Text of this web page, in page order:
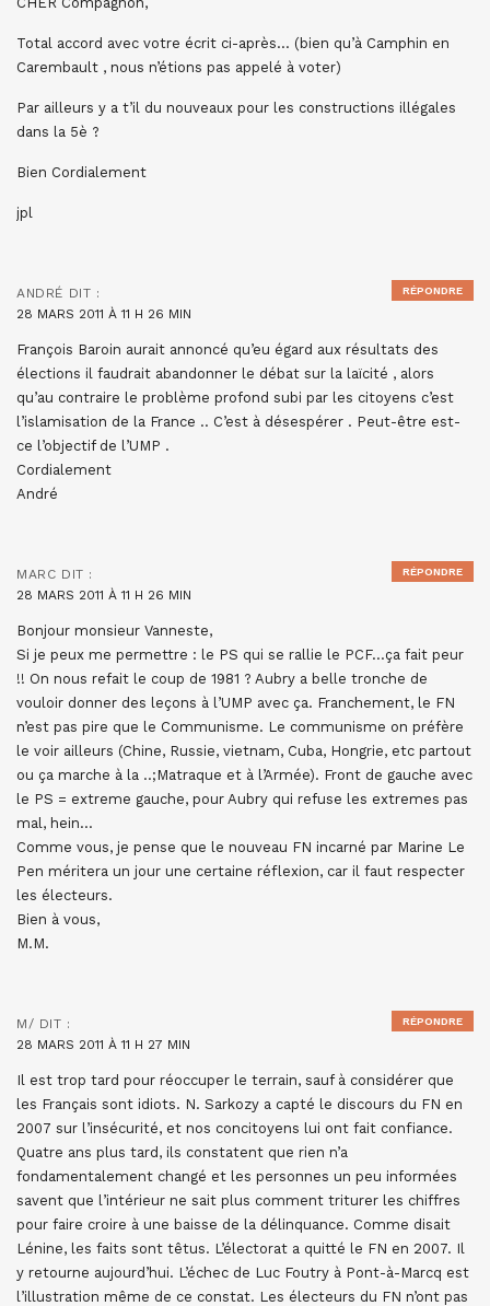
Total accord avec votre écrit ci-après… (bien qu’à Camphin en
Carembault , nous n’étions pas appelé à voter)
Par ailleurs y a t’il du nouveaux pour les constructions illégales
dans la 5è ?
Bien Cordialement
jpl
ANDRÉ DIT :
28 MARS 2011 À 11 H 26 MIN
François Baroin aurait annoncé qu’eu égard aux résultats des
élections il faudrait abandonner le débat sur la laïcité , alors
qu’au contraire le problème profond subi par les citoyens c’est
l’islamisation de la France .. C’est à désespérer . Peut-être est-
ce l’objectif de l’UMP .
Cordialement
André
RÉPONDRE
MARC DIT :
28 MARS 2011 À 11 H 26 MIN
Bonjour monsieur Vanneste,
Si je peux me permettre : le PS qui se rallie le PCF…ça fait peur
!! On nous refait le coup de 1981 ? Aubry a belle tronche de
vouloir donner des leçons à l’UMP avec ça. Franchement, le FN
n’est pas pire que le Communisme. Le communisme on préfère
le voir ailleurs (Chine, Russie, vietnam, Cuba, Hongrie, etc partout
ou ça marche à la ..;Matraque et à l’Armée). Front de gauche avec
le PS = extreme gauche, pour Aubry qui refuse les extremes pas
mal, hein…
Comme vous, je pense que le nouveau FN incarné par Marine Le
Pen méritera un jour une certaine réflexion, car il faut respecter
les électeurs.
Bien à vous,
M.M.
RÉPONDRE
M/ DIT :
28 MARS 2011 À 11 H 27 MIN
Il est trop tard pour réoccuper le terrain, sauf à considérer que
les Français sont idiots. N. Sarkozy a capté le discours du FN en
2007 sur l’insécurité, et nos concitoyens lui ont fait confiance.
Quatre ans plus tard, ils constatent que rien n’a
fondamentalement changé et les personnes un peu informées
savent que l’intérieur ne sait plus comment triturer les chiffres
pour faire croire à une baisse de la délinquance. Comme disait
Lénine, les faits sont têtus. L’électorat a quitté le FN en 2007. Il
y retourne aujourd’hui. L’échec de Luc Foutry à Pont-à-Marcq est
l’illustration même de ce constat. Les électeurs du FN n’ont pas
RÉPONDRE